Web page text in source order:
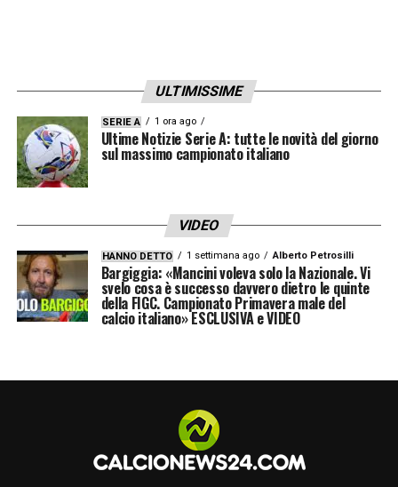
ULTIMISSIME
SERIE A 1 ora ago
Ultime Notizie Serie A: tutte le novità del giorno
sul massimo campionato italiano
VIDEO
HANNO DETTO 1 settimana ago Alberto Petrosilli
Bargiggia: «Mancini voleva solo la Nazionale. Vi
svelo cosa è successo davvero dietro le quinte
della FIGC. Campionato Primavera male del
calcio italiano» ESCLUSIVA e VIDEO